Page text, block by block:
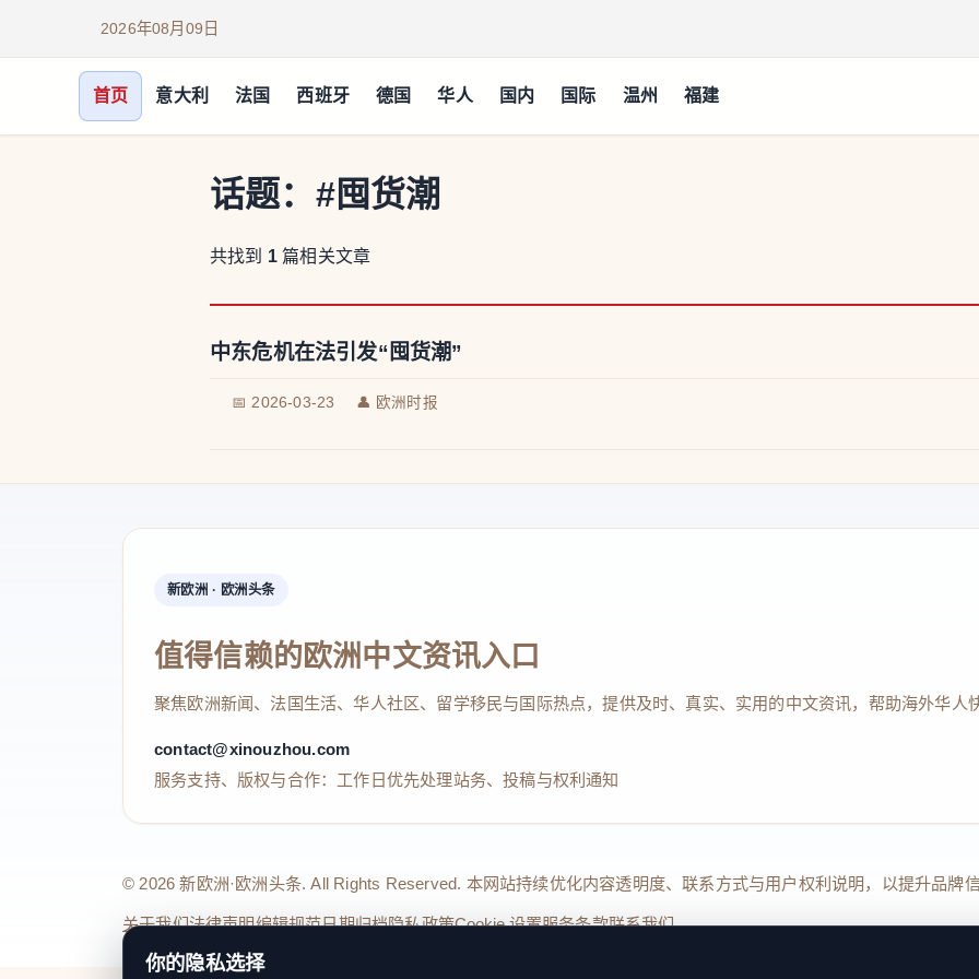
2026年08月09日
首页 意大利 法国 西班牙 德国 华人 国内 国际 温州 福建
话题： #囤货潮
共找到 1 篇相关文章
中东危机在法引发“囤货潮”
📅 2026-03-23 👤 欧洲时报
新欧洲 · 欧洲头条
值得信赖的欧洲中文资讯入口
聚焦欧洲新闻、法国生活、华人社区、留学移民与国际热点，提供及时、真实、实用的中文资讯，帮助海外华人
contact@xinouzhou.com
服务支持、版权与合作：工作日优先处理站务、投稿与权利通知
© 2026 新欧洲·欧洲头条. All Rights Reserved. 本网站持续优化内容透明度、联系方式与用户权利说明，以提升品牌
关于我们法律声明编辑规范日期归档隐私政策Cookie 设置服务条款联系我们
你的隐私选择